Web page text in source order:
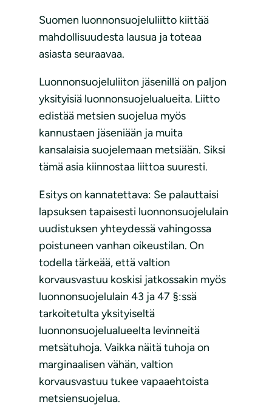
Suomen luonnonsuojeluliitto kiittää
mahdollisuudesta lausua ja toteaa
asiasta seuraavaa.
Luonnonsuojeluliiton jäsenillä on paljon
yksityisiä luonnonsuojelualueita. Liitto
edistää metsien suojelua myös
kannustaen jäseniään ja muita
kansalaisia suojelemaan metsiään. Siksi
tämä asia kiinnostaa liittoa suuresti.
Esitys on kannatettava: Se palauttaisi
lapsuksen tapaisesti luonnonsuojelulain
uudistuksen yhteydessä vahingossa
poistuneen vanhan oikeustilan. On
todella tärkeää, että valtion
korvausvastuu koskisi jatkossakin myös
luonnonsuojelulain 43 ja 47 §:ssä
tarkoitetulta yksityiseltä
luonnonsuojelualueelta levinneitä
metsätuhoja. Vaikka näitä tuhoja on
marginaalisen vähän, valtion
korvausvastuu tukee vapaaehtoista
metsiensuojelua.